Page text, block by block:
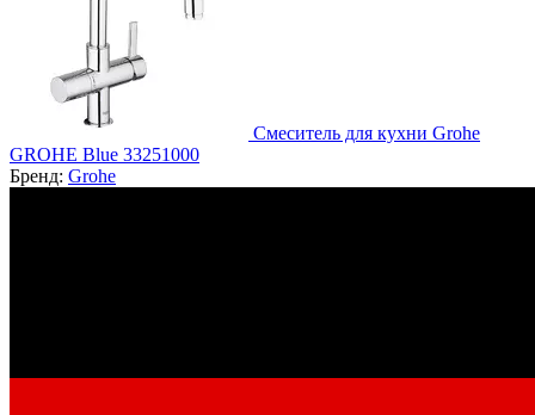
Смеситель для кухни Grohe
GROHE Blue 33251000
Бренд: Grohe